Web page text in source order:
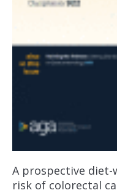
A prospective
risk of colorectal